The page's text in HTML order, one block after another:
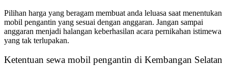
Pilihan harga yang beragam membuat anda leluasa saat menentukan
mobil pengantin yang sesuai dengan anggaran. Jangan sampai
anggaran menjadi halangan keberhasilan acara pernikahan istimewa
yang tak terlupakan.
Ketentuan sewa mobil pengantin di Kembangan Selatan